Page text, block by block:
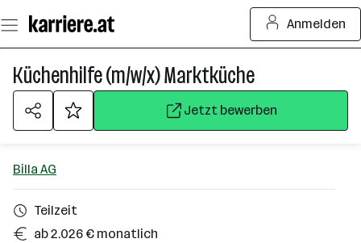
Seiteninhalt
springen
Anmelden
Küchenhilfe (m/w/x) Marktküche
Jetzt bewerben
Billa AG
Teilzeit
ab 2.026 € monatlich